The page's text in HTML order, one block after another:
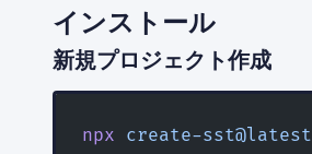
インストール
新規プロジェクト作成
npx create-sst@latest